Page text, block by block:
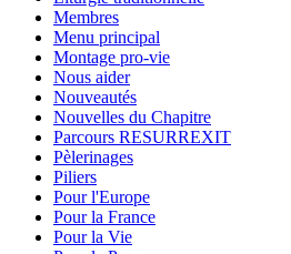
Membres
Menu principal
Montage pro-vie
Nous aider
Nouveautés
Nouvelles du Chapitre
Parcours RESURREXIT
Pèlerinages
Piliers
Pour l'Europe
Pour la France
Pour la Vie